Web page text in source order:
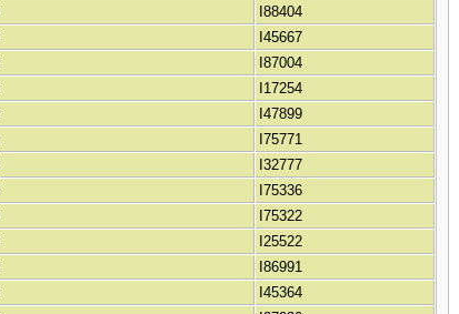
I88404
I45667
I87004
I17254
I47899
I75771
I32777
I75336
I75322
I25522
I86991
I45364